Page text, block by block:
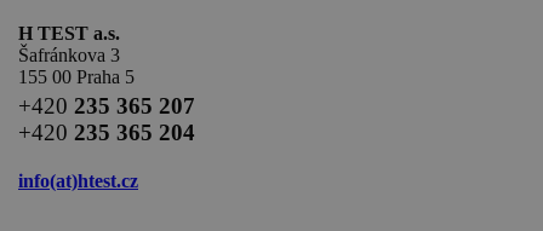
H TEST a.s.
Šafránkova 3
155 00 Praha 5
+420 235 365 207
+420 235 365 204
info(at)htest.cz